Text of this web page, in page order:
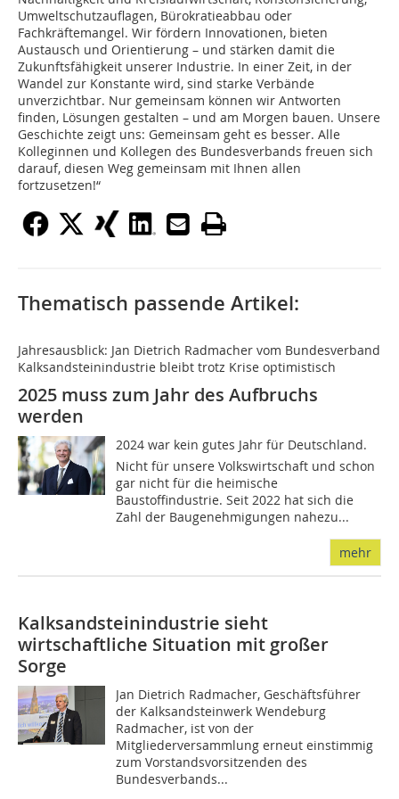
Umweltschutzauflagen, Bürokratieabbau oder
Fachkräftemangel. Wir fördern Innovationen, bieten
Austausch und Orientierung – und stärken damit die
Zukunftsfähigkeit unserer Industrie. In einer Zeit, in der
Wandel zur Konstante wird, sind starke Verbände
unverzichtbar. Nur gemeinsam können wir Antworten
finden, Lösungen gestalten – und am Morgen bauen. Unsere
Geschichte zeigt uns: Gemeinsam geht es besser. Alle
Kolleginnen und Kollegen des Bundesverbands freuen sich
darauf, diesen Weg gemeinsam mit Ihnen allen
fortzusetzen!“
Thematisch passende Artikel:
Jahresausblick: Jan Dietrich Radmacher vom Bundesverband
Kalksandsteinindustrie bleibt trotz Krise optimistisch
2025 muss zum Jahr des Aufbruchs
werden
2024 war kein gutes Jahr für Deutschland.
Nicht für unsere Volkswirtschaft und schon
gar nicht für die heimische
Baustoffindustrie. Seit 2022 hat sich die
Zahl der Baugenehmigungen nahezu...
mehr
Kalksandsteinindustrie sieht
wirtschaftliche Situation mit großer
Sorge
Jan Dietrich Radmacher, Geschäftsführer
der Kalksandsteinwerk Wendeburg
Radmacher, ist von der
Mitgliederversammlung erneut einstimmig
zum Vorstandsvorsitzenden des
Bundesverbands...